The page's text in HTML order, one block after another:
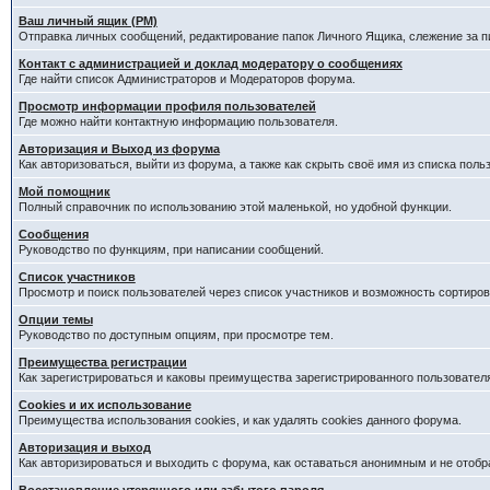
Ваш личный ящик (PM)
Отправка личных сообщений, редактирование папок Личного Ящика, слежение за
Контакт с администрацией и доклад модератору о сообщениях
Где найти список Администраторов и Модераторов форума.
Просмотр информации профиля пользователей
Где можно найти контактную информацию пользователя.
Авторизация и Выход из форума
Как авторизоваться, выйти из форума, а также как скрыть своё имя из списка
Мой помощник
Полный справочник по использованию этой маленькой, но удобной функции.
Сообщения
Руководство по функциям, при написании сообщений.
Список участников
Просмотр и поиск пользователей через список участников и возможность
Опции темы
Руководство по доступным опциям, при просмотре тем.
Преимущества регистрации
Как зарегистрироваться и каковы преимущества зарегистрированного
Cookies и их использование
Преимущества использования cookies, и как удалять cookies данного форума.
Авторизация и выход
Как авторизироваться и выходить с форума, как оставаться анонимным и не